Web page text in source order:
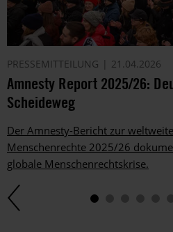
PRESSEMITTEILUNG 21.04.2026
Amnesty Report 2025/26:
Scheideweg
Der Amnesty-Bericht zur
Menschenrechte 2025/26
globale Menschenrechtskrise.